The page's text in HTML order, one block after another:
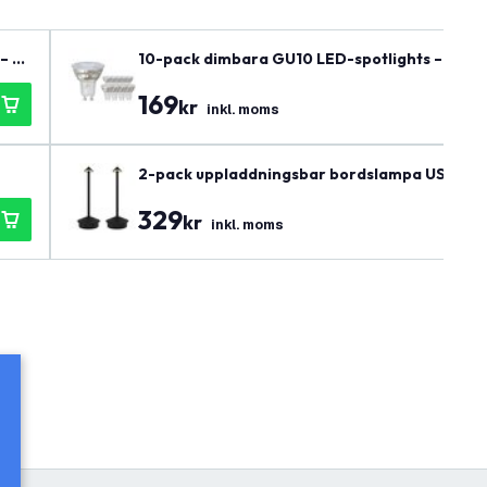
fö
10-pack dimbara GU10 LED-spotlights – 3W
169kr inkl. moms
2-pack uppladdningsbar bordslampa USB –
329kr inkl. moms